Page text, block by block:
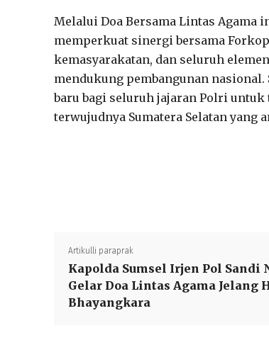
Melalui Doa Bersama Lintas Agama
memperkuat sinergi bersama
kemasyarakatan, dan seluruh
mendukung pembangunan
baru bagi seluruh jajaran Polri
terwujudnya Sumatera Selatan yang
Artikulli paraprak
Kapolda Sumsel Irjen Pol Sandi
Gelar Doa Lintas Agama Jelang
Bhayangkara